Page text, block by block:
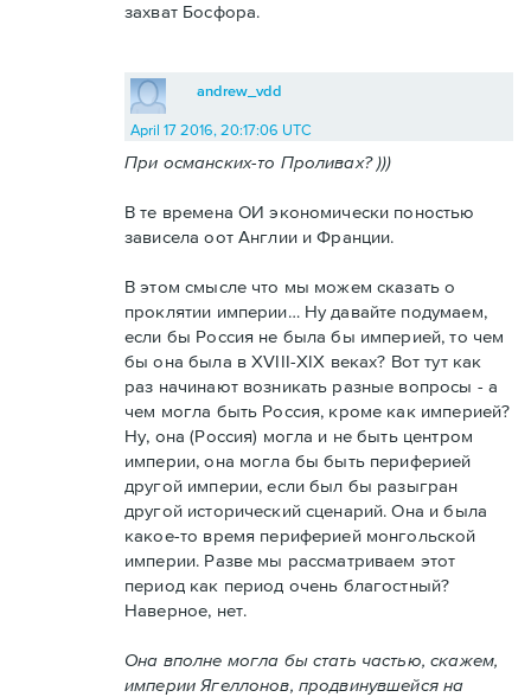
захват Босфора.
andrew_vdd
April 17 2016, 20:17:06 UTC
При османских-то Проливах? )))
В те времена ОИ экономически поностью
зависела оот Англии и Франции.
В этом смысле что мы можем сказать о
проклятии империи… Ну давайте подумаем,
если бы Россия не была бы империей, то чем
бы она была в XVIII-XIX веках? Вот тут как
раз начинают возникать разные вопросы - а
чем могла быть Россия, кроме как империей?
Ну, она (Россия) могла и не быть центром
империи, она могла бы быть периферией
другой империи, если был бы разыгран
другой исторический сценарий. Она и была
какое-то время периферией монгольской
империи. Разве мы рассматриваем этот
период как период очень благостный?
Наверное, нет.
Она вполне могла бы стать частью, скажем,
империи Ягеллонов, продвинувшейся на